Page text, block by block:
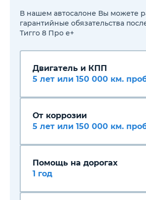
Адаптивный круиз-контроль
Система автономного
экстренного торможения
Предупреждение об
дверей (DOW)
Автоматическое
дальнего света (IHC)
давления и температуры в
шинах (TMPS)
Система стабилизации
(ESC)
тормозная система (ABS)
Подушки безопасности
Передние ремни
регулировкой по высоте
В нашем автосалоне Вы можете
гарантийные обязательства
Тигго 8 Про е+
Двигатель и КПП
5 лет или 150 000 км.
От коррозии
5 лет или 150 000 км.
Помощь на дорогах
1 год